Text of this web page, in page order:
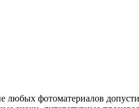
любых фотоматериалов